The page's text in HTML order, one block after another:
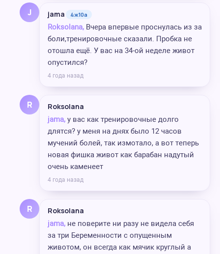
J jama 4ж10а
Roksolana, Вчера впервые проснулась из за
боли,тренировочные сказали. Пробка не
отошла ещё. У вас на 34-ой неделе живот
опустился?
4 года назад
R Roksolana
jama, у вас как тренировочные долго
длятся? у меня на днях было 12 часов
мучений болей, так измотало, а вот теперь
новая фишка живот как барабан надутый
очень каменеет
4 года назад
R Roksolana
jama, не поверите ни разу не видела себя
за три Беременности с опущенным
животом, он всегда как мячик круглый а